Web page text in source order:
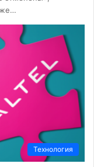
Технология